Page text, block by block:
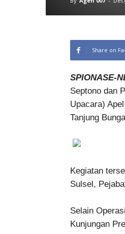
Share on
SPIONASE-
Septono dan
Upacara)
Tanjung
Kegiatan
Sulsel,
Selain
Kunjungan